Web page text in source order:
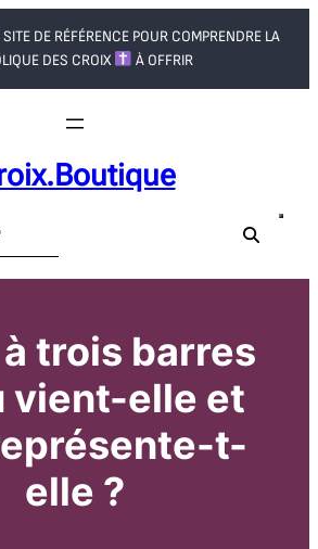
DE RÉFÉRENCE POUR COMPRENDRE LA
DES CROIX
À OFFRIR
c
e
r
c
h
e
r
trois barres
vient-elle et
t-
elle ?